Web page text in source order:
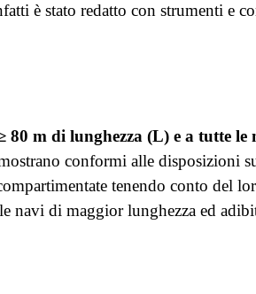
è stato redatto con strumenti e
80 m di lunghezza (L) e a tutte le
conformi alle disposizioni
tenendo conto del
di maggior lunghezza ed